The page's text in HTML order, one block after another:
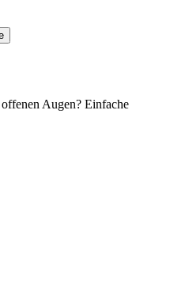
Augen? Einfache